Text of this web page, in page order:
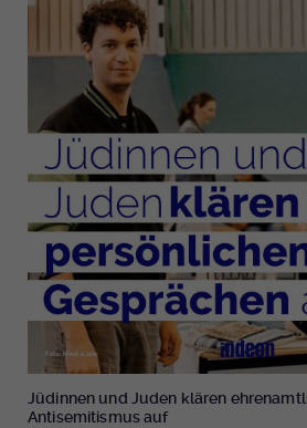
Jüdinnen und Juden klären
Antisemitismus auf
Zweck
Notwendig zum
Webseite.
Name cookie_optin-[n]
Anbieter EKHN
Laufzeit
Bei Ausahl nur
dieser Cookie am
gelöscht. Ansonsten
Zweck
Dient zur
Einstellungen. Eine
Versionsnummer an.